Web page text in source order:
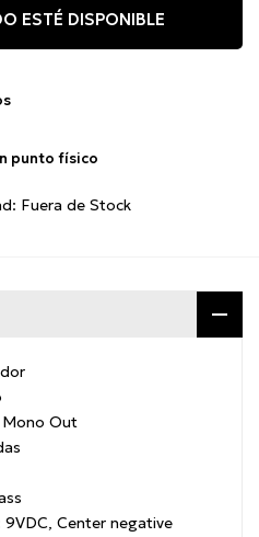
ESTÉ DISPONIBLE
punto físico
Fuera de Stock
Out
Center negative